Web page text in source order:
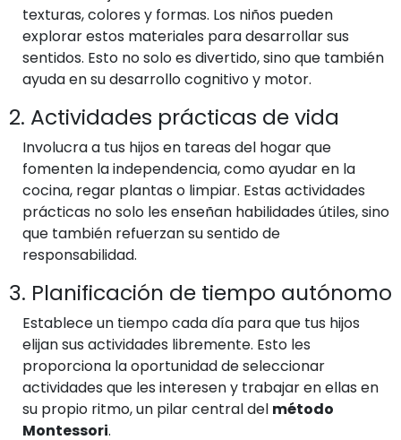
texturas, colores y formas. Los niños pueden
explorar estos materiales para desarrollar sus
sentidos. Esto no solo es divertido, sino que también
ayuda en su desarrollo cognitivo y motor.
2. Actividades prácticas de vida
Involucra a tus hijos en tareas del hogar que
fomenten la independencia, como ayudar en la
cocina, regar plantas o limpiar. Estas actividades
prácticas no solo les enseñan habilidades útiles, sino
que también refuerzan su sentido de
responsabilidad.
3. Planificación de tiempo autónomo
Establece un tiempo cada día para que tus hijos
elijan sus actividades libremente. Esto les
proporciona la oportunidad de seleccionar
actividades que les interesen y trabajar en ellas en
su propio ritmo, un pilar central del método
Montessori.